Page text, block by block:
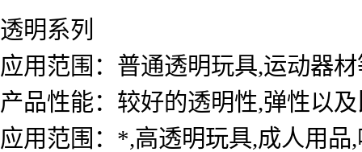
透明系列
应用范围：普通透明玩具,运动
产品性能：较好的透明性,弹性
应用范围：*,高透明玩具,成人